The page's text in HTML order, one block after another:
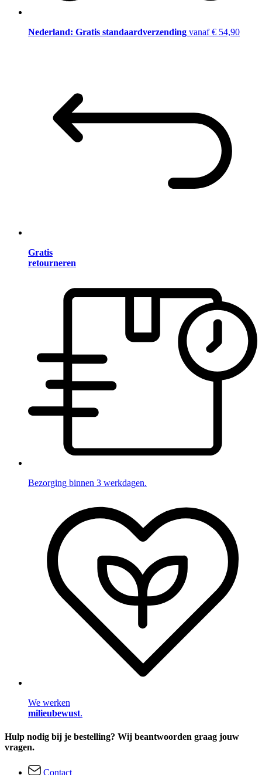
Nederland: Gratis standaardverzending vanaf € 54,90
Gratis
retourneren
Bezorging binnen 3 werkdagen.
We werken
milieubewust.
Hulp nodig bij je bestelling? Wij beantwoorden graag jouw
vragen.
Contact